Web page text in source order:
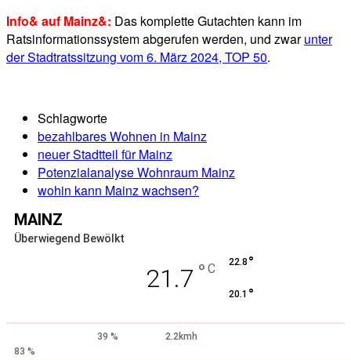
Info& auf Mainz&: Das komplette Gutachten kann im
Ratsinformationssystem abgerufen werden, und zwarunter
der Stadtratssitzung vom 6. März 2024, TOP 50.
Schlagworte
bezahlbares Wohnen in Mainz
neuer Stadtteil für Mainz
Potenzialanalyse Wohnraum Mainz
wohin kann Mainz wachsen?
MAINZ
Überwiegend Bewölkt
21.7 ° C 22.8 °
20.1 °
39 %
2.2kmh
83 %